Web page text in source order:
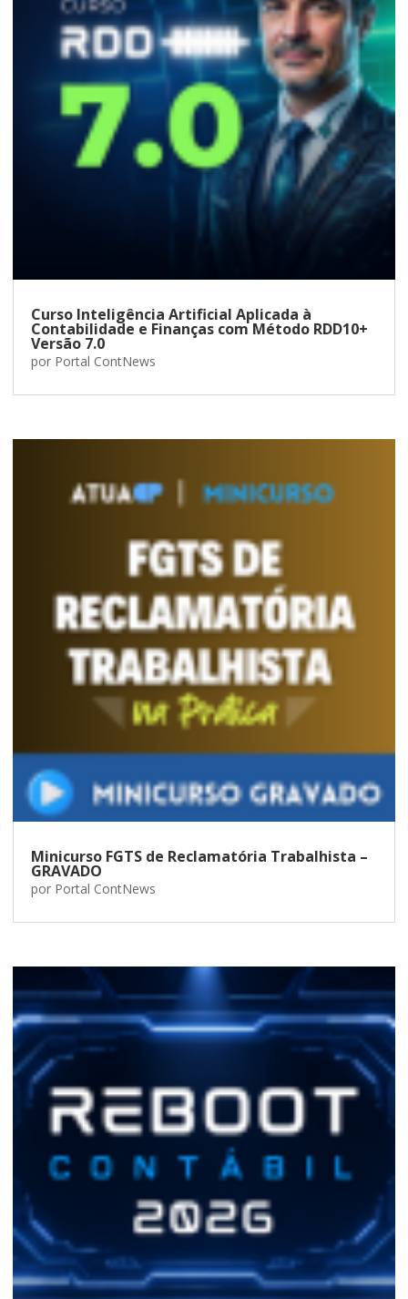
Curso Inteligência Artificial Aplicada à
Contabilidade e Finanças com Método RDD10+
Versão 7.0
por Portal ContNews
Minicurso FGTS de Reclamatória Trabalhista –
GRAVADO
por Portal ContNews